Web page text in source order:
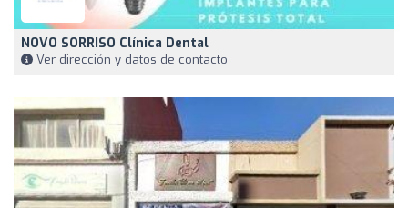
NOVO SORRISO Clínica Dental
Ver dirección y datos de contacto